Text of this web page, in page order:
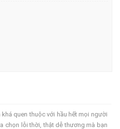
quen thuộc với hầu hết mọi người
chọn lỗi thời, thật dễ thương mà bạn